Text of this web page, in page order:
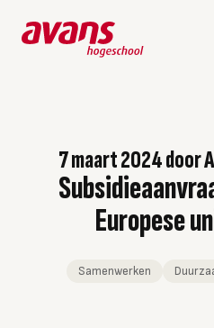
7 maart 2024door
Europese
Samenwerken